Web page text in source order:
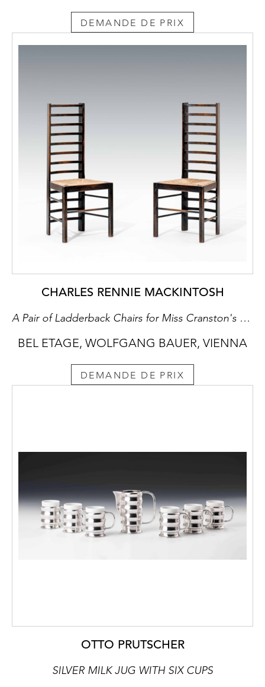
DEMANDE DE PRIX
CHARLES RENNIE MACKINTOSH
A Pair of Ladderback Chairs for Miss Cranston's Willow Tea House in Glasgow
BEL ETAGE, WOLFGANG BAUER, VIENNA
DEMANDE DE PRIX
OTTO PRUTSCHER
SILVER MILK JUG WITH SIX CUPS